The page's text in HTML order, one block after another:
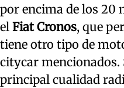
por encima de los 20
el Fiat Cronos, que
tiene otro tipo de
citycar mencionados.
principal cualidad